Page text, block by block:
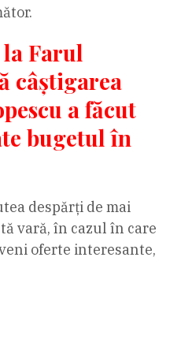
Farul
câștigarea
a făcut
bugetul în
despărți de mai
vară, în cazul în care
oferte interesante,